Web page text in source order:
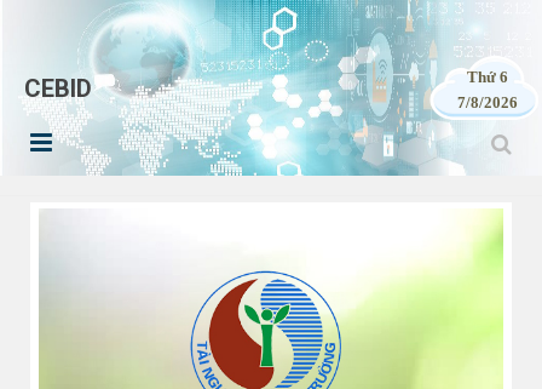
CEBID
Thứ 6
7/8/2026